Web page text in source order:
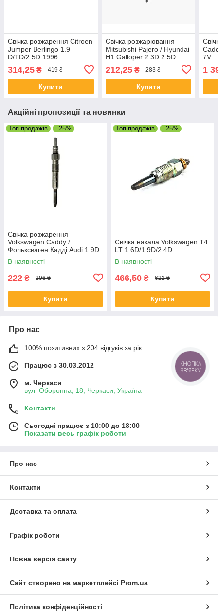
Свічка розжарення Citroen
Jumper Berlingo 1.9
D/TD/2.5D 1996
314,25 ₴ 419 ₴
Купити
Свічка розжарювання
Mitsubishi Pajero / Hyundai
H1 Galloper 2.3D 2.5D
212,25₴ 283 ₴
Купити
7V
1
Акційні пропозиції та новинки
Топ продажів –25%
Свічка розжарення
Volkswagen Caddy /
Фольксваген Кадді Audi 1.9D
(під ковпачок)
В наявності
222 ₴ 296 ₴
Купити
Топ продажів –25%
Свічка накала Volkswagen T4
LT 1.6D/1.9D/2.4D
В наявності
466,50 ₴ 622 ₴
Купити
Про нас
100% позитивних з 204 відгуків за рік
Працює з 30.03.2012
м. Черкаси
вул. Оборонна, 18, Черкаси, Україна
Контакти
Сьогодні працює з 10:00 до 18:00
Показати весь графік роботи
Про нас
Контакти
Доставка та оплата
Графік роботи
Повна версія сайту
Сайт створено на маркетплейсі Prom.ua
Політика конфіденційності
КНОПКА
ЗВ'ЯЗКУ